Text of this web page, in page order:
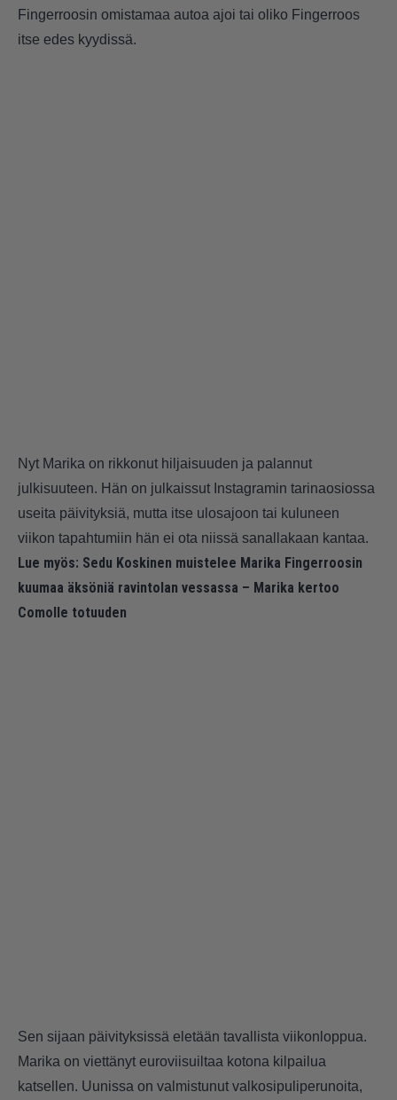
Fingerroosin omistamaa autoa ajoi tai oliko Fingerroos
itse edes kyydissä.
Nyt Marika on rikkonut hiljaisuuden ja palannut
julkisuuteen. Hän on julkaissut Instagramin tarinaosiossa
useita päivityksiä, mutta itse ulosajoon tai kuluneen
viikon tapahtumiin hän ei ota niissä sanallakaan kantaa.
Lue myös: Sedu Koskinen muistelee Marika Fingerroosin
kuumaa äksöniä ravintolan vessassa – Marika kertoo
Comolle totuuden
Sen sijaan päivityksissä eletään tavallista viikonloppua.
Marika on viettänyt euroviisuiltaa kotona kilpailua
katsellen. Uunissa on valmistunut valkosipuliperunoita,